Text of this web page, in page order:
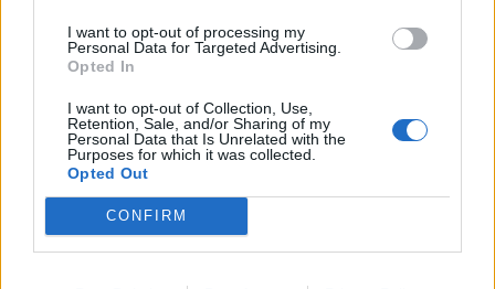
I want to opt-out of processing my
Personal Data for Targeted Advertising.
Opted In
I want to opt-out of Collection, Use,
Retention, Sale, and/or Sharing of my
Personal Data that Is Unrelated with the
Purposes for which it was collected.
Opted Out
CONFIRM